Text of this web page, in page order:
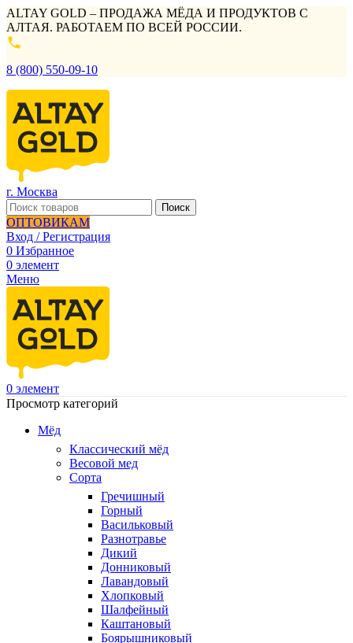
ALTAY GOLD – ПРОДАЖА МЁДА И ПРОДУКТОВ С
АЛТАЯ. РАБОТАЕМ ПО ВСЕЙ РОССИИ.
8 (800) 550-09-10
г. Москва
Поиск
ОПТОВИКАМ
Вход / Регистрация
0 Избранное
0 элемент
Меню
0 элемент
Просмотр категорий
Мёд
Классический мёд
Весовой мед
Сорта
Гречишный
Горный
Васильковый
Разнотравье
Дикий
Донниковый
Лавандовый
Хлопковый
Шалфейный
Каштановый
Боярышниковый